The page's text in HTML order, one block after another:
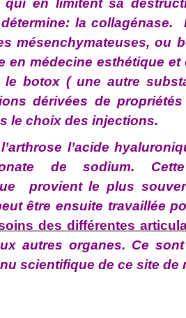
qui en limitent sa
la collagénase.
mésenchymateuses, ou
en médecine esthétique et
le botox ( une autre
dérivées de propriétés
le choix des injections.
l’acide
de sodium.
provient le plus
être ensuite travaillée
des différentes
autres organes. Ce
scientifique de ce site de